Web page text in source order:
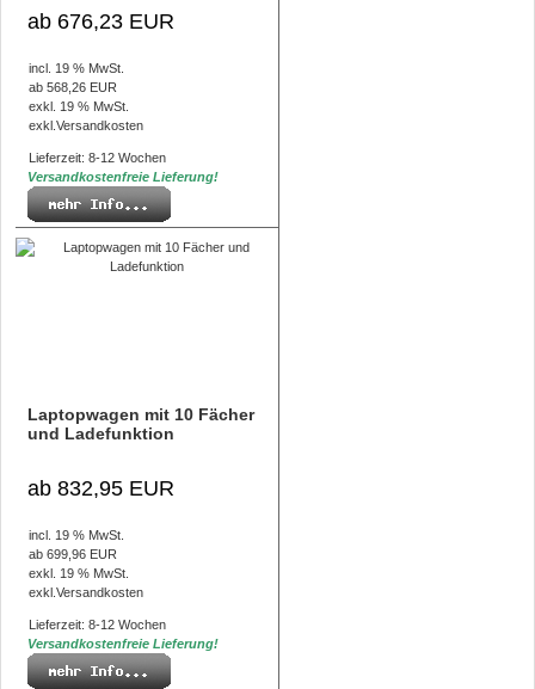
ab 676,23 EUR
incl. 19 % MwSt.
ab 568,26 EUR
exkl. 19 % MwSt.
exkl. Versandkosten
Lieferzeit: 8-12 Wochen
Versandkostenfreie Lieferung!
Laptopwagen mit 10 Fächer
und Ladefunktion
ab 832,95 EUR
incl. 19 % MwSt.
ab 699,96 EUR
exkl. 19 % MwSt.
exkl. Versandkosten
Lieferzeit: 8-12 Wochen
Versandkostenfreie Lieferung!